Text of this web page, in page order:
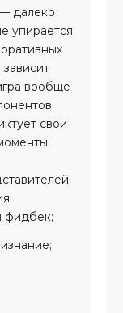
далеко
упирается
вообще
свои
фидбек;